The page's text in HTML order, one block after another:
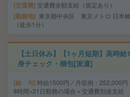
交通費 交通費全額支給（規定あり）
勤務地
東京都中央区 東京メトロ 日本
（徒歩1分）
【土日休み】【1ヶ月短期】高時
身チェック・梱包[派遣]
給 与 時給1500円／月収例：252,000円
8時間×21日勤務の場合＋交通費別途支給